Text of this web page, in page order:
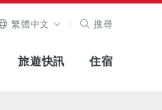
繁體中文 搜尋
旅遊快訊 住宿